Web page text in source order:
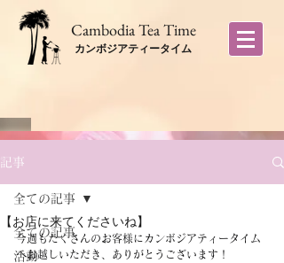
​Cambodia Tea Time
カンボジアティータイム
記事
全ての記事
活動
全ての記事
【お店に来てくださいね】
今週もたくさんのお客様にカンボジアティータイム
へお越しいただき、ありがとうございます！